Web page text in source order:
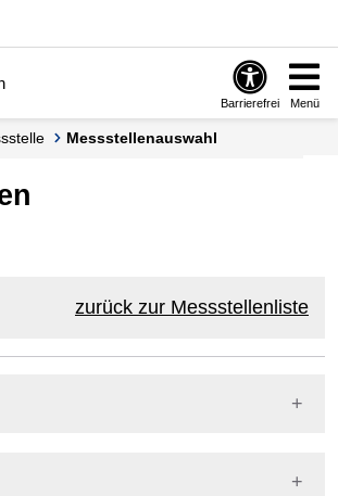
Barrierefrei Menü
Messstellenauswahl
zurück zur Messstellenliste